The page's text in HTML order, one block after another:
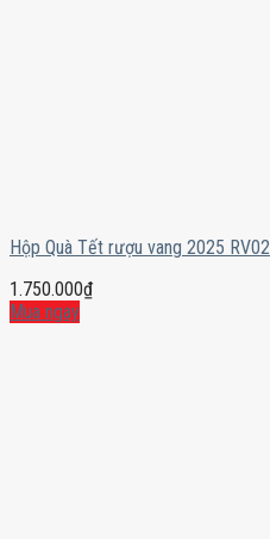
Hộp Quà Tết rượu vang 2025 RV02
1.750.000₫
Mua ngay